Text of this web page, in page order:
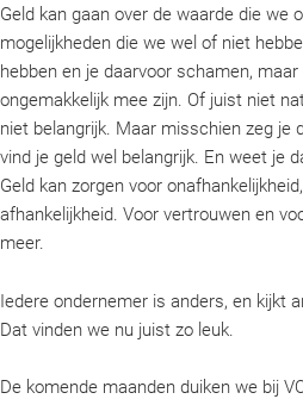
Geld kan gaan over de waarde die we
mogelijkheden die we wel of niet
hebben en je daarvoor schamen,
ongemakkelijk mee zijn. Of juist niet
niet belangrijk. Maar misschien zeg je
vind je geld wel belangrijk. En weet je
Geld kan zorgen voor
afhankelijkheid. Voor vertrouwen en
meer.
Iedere ondernemer is anders, en kijkt
Dat vinden we nu juist zo leuk.
De komende maanden duiken we bij